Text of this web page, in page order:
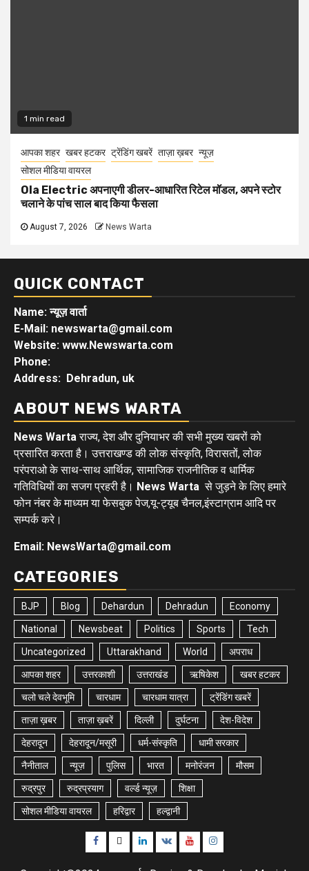
1 min read
आपका शहर खबर हटकर ट्रेंडिंग खबरें ताज़ा ख़बर न्यूज़
सोशल मीडिया वायरल
Ola Electric अपनाएगी डीलर-आधारित रिटेल मॉडल, अपने स्टोर
चलाने के पांच साल बाद किया फैसला
August 7, 2026 News Warta
QUICK CONTACT
Name: न्यूज़ वार्ता
E-Mail: newswarta@gmail.com
Website: www.Newswarta.com
Phone:
Address: Dehradun, uk
ABOUT NEWS WARTA
News Wartaराज्य, देश और दुनियाभर की सभी मुख्य खबरों को
प्रसारित करता है। उत्तराखण्ड की लोक संस्कृति, विरासतों, लोक
परंपराओ के साथ-साथ आर्थिक, सामाजिक राजनीतिक व धार्मिक
गतिविधियों का सजग प्रहरी है। News Warta से जुड़ने के लिए हमारे
फोन नंबर के माध्यम या फेसबुक पेज,यू-ट्यूब चैनल,इंस्टाग्राम आदि पर
सम्पर्क करे।
Email: NewsWarta@gmail.com
CATEGORIES
BJP Blog Dehardun Dehradun Economy
National Newsbeat Politics Sports Tech
Uncategorized Uttarakhand World अपराध
आपका शहर उत्तरकाशी उत्तराखंड ऋषिकेश खबर हटकर
चलो चले देवभूमि चारधाम चारधाम यात्रा ट्रेंडिंग खबरें
ताज़ा ख़बर ताज़ा ख़बरें दिल्ली दुर्घटना देश-विदेश
देहरादून देहरादून/मसूरी धर्म-संस्कृति धामी सरकार
नैनीताल न्यूज़ पुलिस भारत मनोरंजन मौसम
रुद्रपुर रुद्रप्रयाग वर्ल्ड न्यूज़ शिक्षा
सोशल मीडिया वायरल हरिद्वार हल्द्वानी
Facebook
TwitterLinkedin
VK YoutubeInstagram